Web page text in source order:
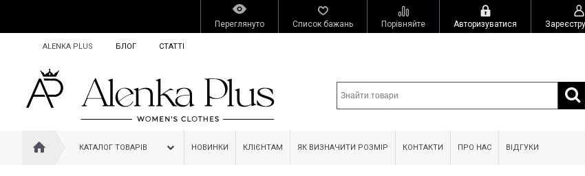
Переглянуто Список бажань Порівняйте Авторизуватися
ALENKA PLUS БЛОГ СТАТТІ
КАТАЛОГ ТОВАРІВ НОВИНКИ КЛІЄНТАМ ЯК ВИЗНАЧИТИ РОЗМІР КОНТАКТИ ПРО НАС ВІДГУКИ